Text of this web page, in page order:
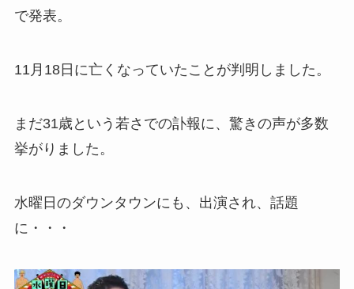
で発表。
11月18日に亡くなっていたことが判明しました。
まだ31歳という若さでの訃報に、驚きの声が多数
挙がりました。
水曜日のダウンタウンにも、出演され、話題
に・・・